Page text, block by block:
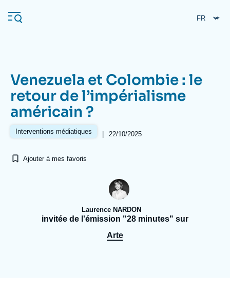
au
contenu
Navigation
principale
L'Ifri
Se connecter
À propos de l'Ifri
Proche-Orient
Venezuela et Colombie : le
retour de l’impérialisme
américain ?
Interventions médiatiques | 22/10/2025
Ajouter à mes favoris
Laurence NARDON
invitée de l'émission "28 minutes" sur
Arte